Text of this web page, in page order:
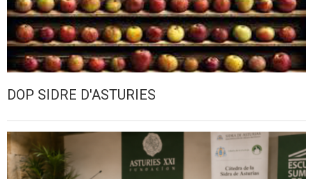
DOP SIDRE D'ASTURIES